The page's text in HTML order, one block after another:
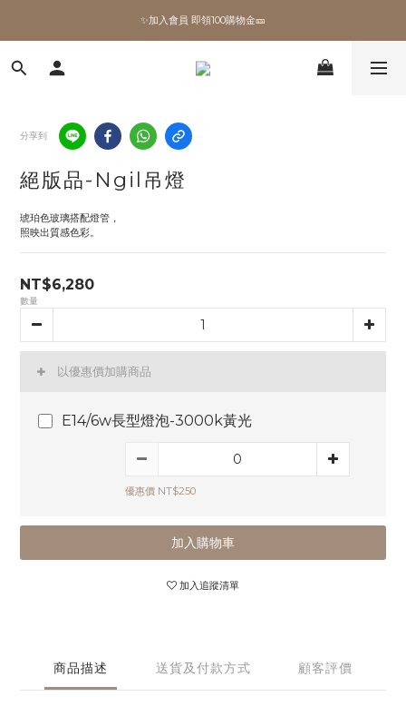
✨加入會員 即領100購物金🎫
✨加入會員 即領100購物金🎫
全館滿額現折🔥
✨加入會員 即領100購物金🎫
分享到
絕版品-Ngil吊燈
琥珀色玻璃搭配燈管，
照映出質感色彩。
NT$6,280
數量
以優惠價加購商品
E14/6w長型燈泡-3000k黃光
優惠價 NT$250
加入購物車
加入追蹤清單
商品描述 送貨及付款方式 顧客評價